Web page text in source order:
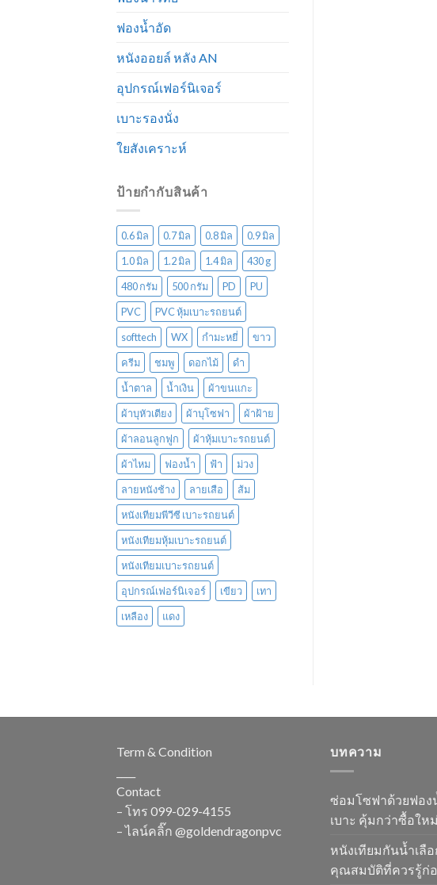
ฟองน้ำอัด
หนังออยล์ หลัง AN
อุปกรณ์เฟอร์นิเจอร์
เบาะรองนั่ง
ใยสังเคราะห์
ป้ายกำกับสินค้า
0.6 มิล 0.7 มิล 0.8 มิล
0.9 มิล
1.0 มิล
1.2 มิล 1.4 มิล
430 g
480 กรัม
500 กรัม PD
PU
PVC
PVC หุ้มเบาะรถยนต์
softtech
WX กำมะหยี่
ขาว
ครีม
ชมพู ดอกไม้
ดำ
น้ำตาล
น้ำเงิน
ผ้าขนแกะ
ผ้าบุหัวเตียง
ผ้าบุโซฟา
ผ้าฝ้าย
ผ้าลอนลูกฟูก
ผ้าหุ้มเบาะรถยนต์
ผ้าไหม
ฟองน้ำ ฟ้า
ม่วง
ลายหนังช้าง
ลายเสือ
ส้ม
หนังเทียมพีวีซี เบาะรถยนต์
หนังเทียมหุ้มเบาะรถยนต์
หนังเทียมเบาะรถยนต์
อุปกรณ์เฟอร์นิเจอร์
เขียว
เทา
เหลือง
แดง
Term & Condition
Contact
– โทร 099-029-4155
– ไลน์คลิ๊ก @goldendragonpvc
บทความ
ซ่อมโซฟาด้วยฟอง
เบาะ คุ้มกว่าซื้อให
หนังเทียมกันน้ำเลือ
คุณสมบัติที่ควรรู้ก่